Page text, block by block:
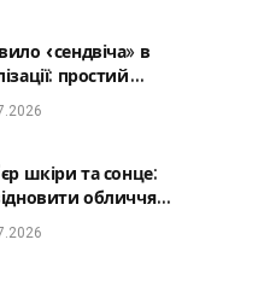
«сендвіча» в
простий
який зробить
шкіри та сонце:
обличчя
відпустки та